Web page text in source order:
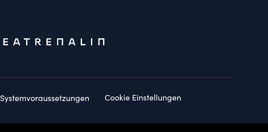
Systemvoraussetzungen Cookie Einstellungen